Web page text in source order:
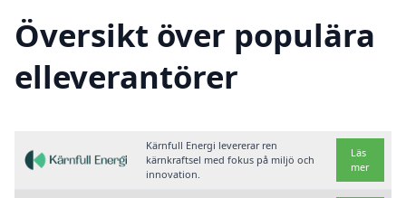
Översikt över populära
elleverantörer
Kärnfull Energi levererar ren
kärnkraftsel med fokus på miljö och
innovation.
Läs
mer